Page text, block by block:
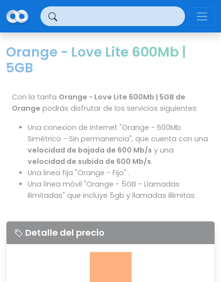
Orange - Love Lite 600Mb |
5GB
Con la tarifa Orange - Love Lite 600Mb | 5GB de
Orange podrás disfrutar de los servicios siguientes:
Una conexíon de internet "Orange - 600Mb
Simétrico - Sin permanencia", que cuenta con una
velocidad de bajada de 600 Mb/s y una
velocidad de subida de 600 Mb/s.
Una linea fija "Orange - Fijo" .
Una línea móvil "Orange - 5GB - Llamadas
Ilimitadas" que incluye 5gb y llamadas illimitas .
Detalle del precio
Panel de gestión de cookies